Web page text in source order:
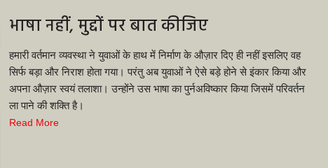
भाषा नहीं, मुद्दों पर बात कीजिए
हमारी वर्तमान व्यवस्था ने युवाओं के हाथ में निर्माण के औज़ार दिए ही नहीं इसलिए वह
सिर्फ बड़ा और निराश होता गया। परंतु अब युवाओं ने ऐसे बड़े होने से इंकार किया और
अपना औज़ार स्वयं तलाशा। उन्होंने उस भाषा का पुर्नअविष्कार किया जिसमें परिवर्तन
ला पाने की शक्ति है।
Read More